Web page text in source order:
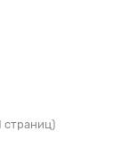
страниц)